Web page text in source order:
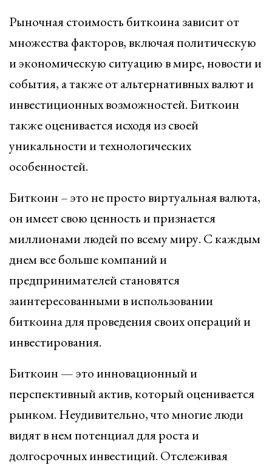
Рыночная стоимость биткоина зависит от
множества факторов, включая политическую
и экономическую ситуацию в мире, новости и
события, а также от альтернативных валют и
инвестиционных возможностей. Биткоин
также оценивается исходя из своей
уникальности и технологических
особенностей.
Биткоин – это не просто виртуальная валюта,
он имеет свою ценность и признается
миллионами людей по всему миру. С каждым
днем все больше компаний и
предпринимателей становятся
заинтересованными в использовании
биткоина для проведения своих операций и
инвестирования.
Биткоин — это инновационный и
перспективный актив, который оценивается
рынком. Неудивительно, что многие люди
видят в нем потенциал для роста и
долгосрочных инвестиций. Отслеживая